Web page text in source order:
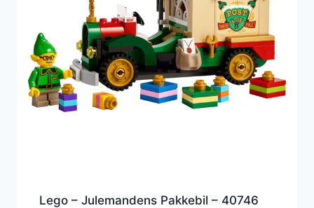
Lego – Julemandens Pakkebil – 40746